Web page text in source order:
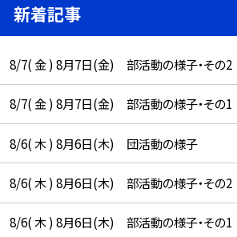
新着記事
8/7( 金 ) 8月7日(金) 部活動の様子・その2
8/7( 金 ) 8月7日(金) 部活動の様子・その1
8/6( 木 ) 8月6日(木) 団活動の様子
8/6( 木 ) 8月6日(木) 部活動の様子・その2
8/6( 木 ) 8月6日(木) 部活動の様子・その1